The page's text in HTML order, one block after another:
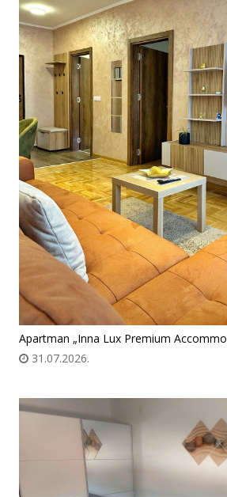
Apartman „Inna Lux Premium
31.07.2026.